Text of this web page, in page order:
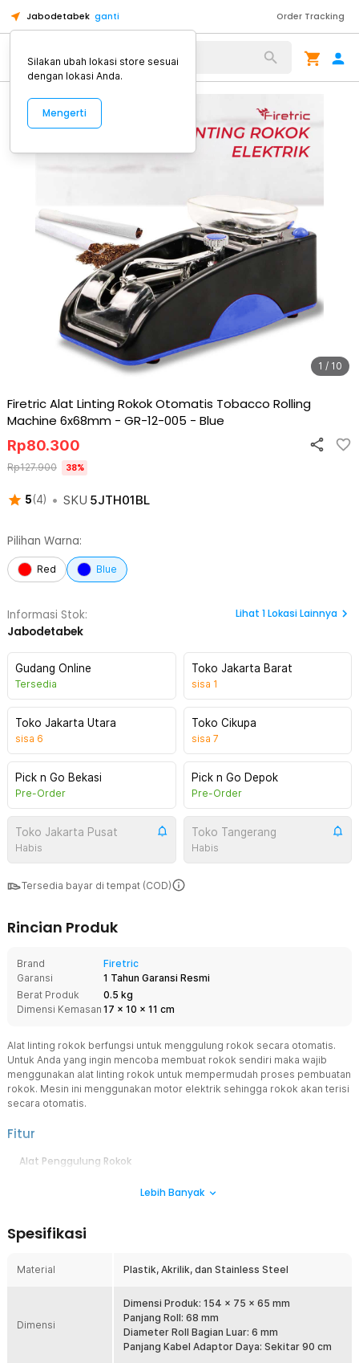
Jabodetabek ganti Order Tracking
Alat Kopi
1 / 10
Firetric Alat Linting Rokok Otomatis Tobacco Rolling
Machine 6x68mm - GR-12-005 - Blue
5(4) • SKU 5JTH01BL
Rp80.300
Rp127.900 38%
Pilihan Warna:
Red Blue
Informasi Stok:
Jabodetabek
Lihat 1Lokasi Lainnya
Gudang Online
Tersedia
Toko Jakarta Barat
sisa 1
Toko Jakarta Utara
sisa 6
Toko Cikupa
sisa 7
Pick n Go Bekasi
Pre-Order
Pick n Go Depok
Pre-Order
Toko Jakarta Pusat
Habis
Toko Tangerang
Habis
Tersedia bayar di tempat (COD)
Rincian Produk
Brand
Firetric
Garansi
1 Tahun Garansi Resmi
Berat Produk
0.5 kg
Dimensi Kemasan 17 x 10 x 11 cm
Alat linting rokok berfungsi untuk menggulung rokok secara otomatis.
Untuk Anda yang ingin mencoba membuat rokok sendiri maka wajib
menggunakan alat linting rokok untuk mempermudah proses pembuatan
rokok. Mesin ini menggunakan motor elektrik sehingga rokok akan terisi
secara otomatis.
Fitur
Alat Penggulung Rokok
Anda dapat menaruh tembakau sendiri ke dalam mesin dan mesin
Memiliki Pengaturan Kepadatan
Anda dapat menentukan tingkat tebal tipisnya gulungan rokok
lebih konsisten dari segi rasa dan bentuk.
Membuat Rokok dengan Mudah
Alat linting rokok ini mudah untuk digunakan. Anda cukup
meletakkan kertas rokok pada bar yang tersedia, kemudian tuang
Lebih Banyak
Spesifikasi
Material Plastik, Akrilik, dan Stainless Steel
Dimensi
Dimensi Produk: 154 x 75 x 65 mm
Panjang Roll: 68 mm
Diameter Roll Bagian Luar: 6 mm
Panjang Kabel Adaptor Daya: Sekitar 90 cm
Silakan ubah lokasi store sesuai
dengan lokasi Anda.
Mengerti